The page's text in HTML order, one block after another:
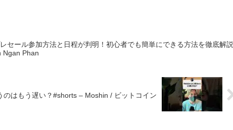
セール参加方法と日程が判明！初心者でも簡単にできる方法を徹底解説
Ngan Phan
のはもう遅い？#shorts – Moshin / ビットコイン